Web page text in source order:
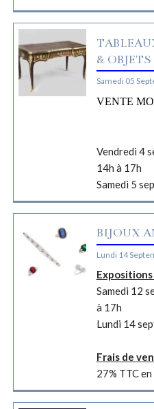
&
Samedi 05
VENTE
Vendredi 4
14h à 17h
Samedi 5
BIJOUX
Lundi 14
Samedi 12
à 17h
Lundi 14
Frais de
27% TTC